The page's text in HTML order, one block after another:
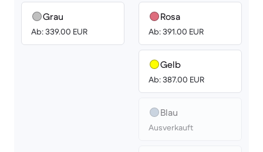
Grau
Ab: 339.00 EUR
Rosa
Ab: 391.00 EUR
Gelb
Ab: 387.00 EUR
Blau
Ausverkauft